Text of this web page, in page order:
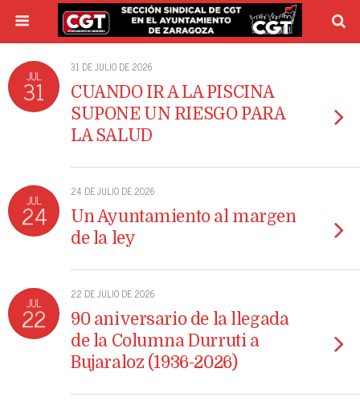
JUL
31
31 DE JULIO DE 2026
CUANDO IR A LA PISCINA
SUPONE UN RIESGO PARA
LA SALUD
JUL
24
24 DE JULIO DE 2026
Un Ayuntamiento al margen
de la ley
JUL
22
22 DE JULIO DE 2026
90 aniversario de la llegada
de la Columna Durruti a
Bujaraloz (1936-2026)